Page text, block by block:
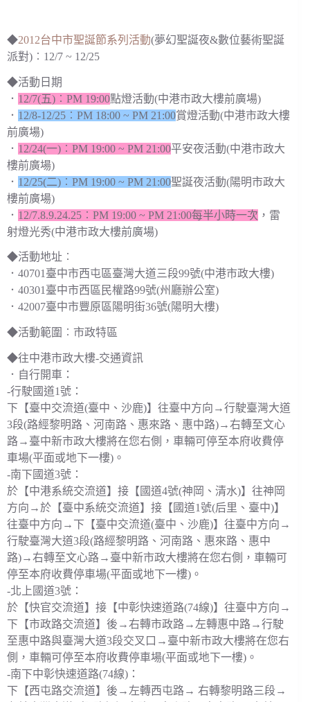
◆2012台中市聖誕節系列活動(夢幻聖誕夜&數位藝術聖誕
派對)︰12/7 ~ 12/25
◆活動日期
． 12/7(五)︰PM 19:00點燈活動(中港市政大樓前廣場)
． 12/8-12/25︰PM 18:00 ~ PM 21:00賞燈活動(中港市政大樓
前廣場)
． 12/24(一)︰PM 19:00 ~ PM 21:00平安夜活動(中港市政大
樓前廣場)
． 12/25(二)︰PM 19:00 ~ PM 21:00聖誕夜活動(陽明市政大
樓前廣場)
． 12/7.8.9.24.25︰PM 19:00 ~ PM 21:00每半小時一次 ，雷
射燈光秀(中港市政大樓前廣場)
◆活動地址︰
．40701臺中市西屯區臺灣大道三段99號(中港市政大樓)
．40301臺中市西區民權路99號(州廳辦公室)
．42007臺中市豐原區陽明街36號(陽明大樓)
◆活動範圍︰市政特區
◆往中港市政大樓-交通資訊
．自行開車：
-行駛國道1號：
下【臺中交流道(臺中、沙鹿)】往臺中方向→行駛臺灣大道
3段(路經黎明路、河南路、惠來路、惠中路)→右轉至文心
路→臺中新市政大樓將在您右側，車輛可停至本府收費停
車場(平面或地下一樓)。
-南下國道3號：
於【中港系統交流道】接【國道4號(神岡、清水)】往神岡
方向→於【臺中系統交流道】接【國道1號(后里、臺中)】
往臺中方向→下【臺中交流道(臺中、沙鹿)】往臺中方向→
行駛臺灣大道3段(路經黎明路、河南路、惠來路、惠中
路)→右轉至文心路→臺中新市政大樓將在您右側，車輛可
停至本府收費停車場(平面或地下一樓)。
-北上國道3號：
於【快官交流道】接【中彰快速道路(74線)】往臺中方向→
下【市政路交流道】後→右轉市政路→左轉惠中路→行駛
至惠中路與臺灣大道3段交叉口→臺中新市政大樓將在您右
側，車輛可停至本府收費停車場(平面或地下一樓)。
-南下中彰快速道路(74線)：
下【西屯路交流道】後→左轉西屯路→ 右轉黎明路三段→